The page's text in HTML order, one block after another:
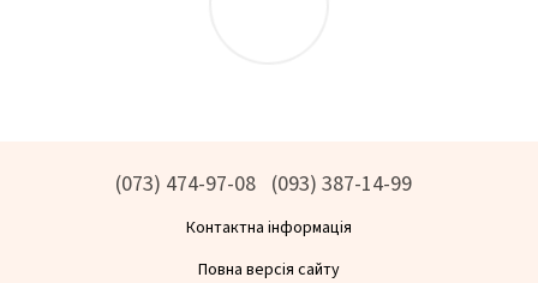
(073) 474-97-08 (093) 387-14-99
Контактна інформація
Повна версія сайту